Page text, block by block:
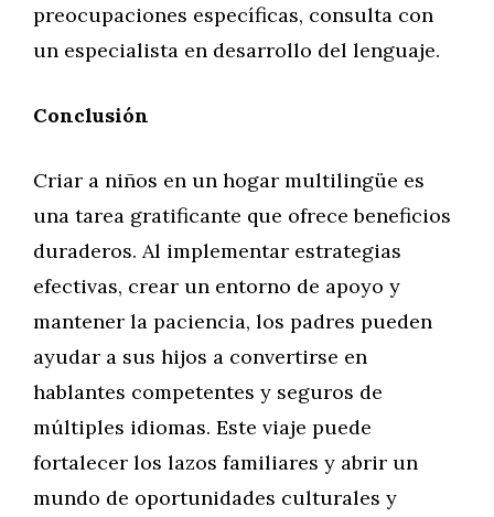
preocupaciones específicas, consulta con
un especialista en desarrollo del lenguaje.
Conclusión
Criar a niños en un hogar multilingüe es
una tarea gratificante que ofrece beneficios
duraderos. Al implementar estrategias
efectivas, crear un entorno de apoyo y
mantener la paciencia, los padres pueden
ayudar a sus hijos a convertirse en
hablantes competentes y seguros de
múltiples idiomas. Este viaje puede
fortalecer los lazos familiares y abrir un
mundo de oportunidades culturales y